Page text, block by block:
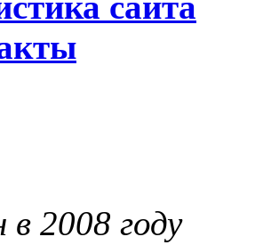
в 2008 году